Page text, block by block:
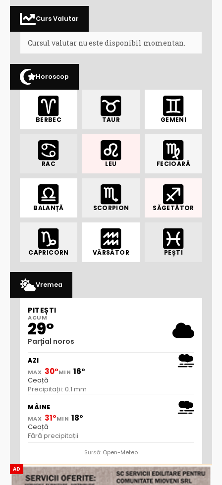
AD
Curs Valutar
Cursul valutar nu este disponibil momentan.
Horoscop
BERBEC TAUR GEMENI
RAC LEU FECIOARĂ
BALANȚĂ SCORPION SĂGETĂTOR
CAPRICORN VĂRSĂTOR PEȘTI
Vremea
PITEȘTI
ACUM
29°
Parțial noros
AZI
MAX 30°MIN 16°
Ceață
Precipitații: 0.1 mm
MÂINE
MAX 31°MIN 18°
Ceață
Fără precipitații
Sursă: Open-Meteo